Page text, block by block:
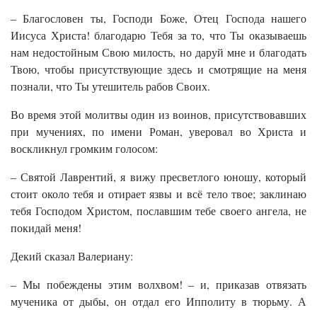
– Благословен ты, Господи Боже, Отец Господа нашего
Иисуса Христа! благодарю Тебя за то, что Ты оказываешь
нам недостойным Свою милость, но даруй мне и благодать
Твою, чтобы присутствующие здесь и смотрящие на меня
познали, что Ты утешитель рабов Своих.
Во время этой молитвы один из воинов, присутствовавших
при мучениях, по имени Роман, уверовал во Христа и
воскликнул громким голосом:
– Святой Лаврентий, я вижу пресветлого юношу, который
стоит около тебя и отирает язвы и всё тело твое; заклинаю
тебя Господом Христом, пославшим тебе своего ангела, не
покидай меня!
Декий сказал Валериану:
– Мы побеждены этим волхвом! – и, приказав отвязать
мученика от дыбы, он отдал его Ипполиту в тюрьму. А